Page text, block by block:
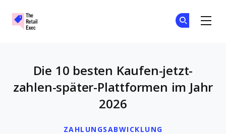
ZAHLUNGSABWICKLUNG
Die 10 besten Kaufen-jetzt-
zahlen-später-Plattformen im Jahr
2026